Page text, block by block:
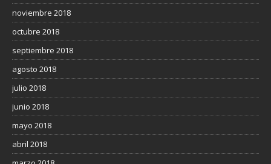
noviembre 2018
octubre 2018
septiembre 2018
agosto 2018
julio 2018
junio 2018
mayo 2018
abril 2018